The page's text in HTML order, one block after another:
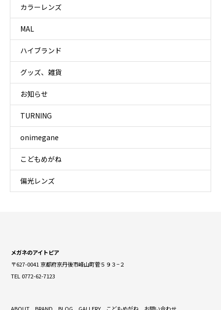
カラーレンズ
MAL
ハイブランド
グッズ、雑貨
お知らせ
TURNING
onimegane
こどもめがね
偏光レンズ
メガネのアイトピア
〒627-0041 京都府京丹後市峰山町菅５９３−２
TEL 0772-62-7123
ABOUT BRAND BLOG GALLERY こどもめがね お問い合わせ